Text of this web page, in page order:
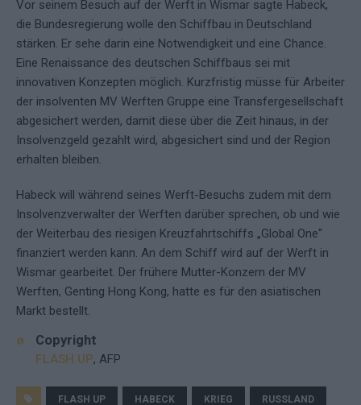
Vor seinem Besuch auf der Werft in Wismar sagte Habeck,
die Bundesregierung wolle den Schiffbau in Deutschland
stärken. Er sehe darin eine Notwendigkeit und eine Chance.
Eine Renaissance des deutschen Schiffbaus sei mit
innovativen Konzepten möglich. Kurzfristig müsse für Arbeiter
der insolventen MV Werften Gruppe eine Transfergesellschaft
abgesichert werden, damit diese über die Zeit hinaus, in der
Insolvenzgeld gezahlt wird, abgesichert sind und der Region
erhalten bleiben.
Habeck will während seines Werft-Besuchs zudem mit dem
Insolvenzverwalter der Werften darüber sprechen, ob und wie
der Weiterbau des riesigen Kreuzfahrtschiffs „Global One“
finanziert werden kann. An dem Schiff wird auf der Werft in
Wismar gearbeitet. Der frühere Mutter-Konzern der MV
Werften, Genting Hong Kong, hatte es für den asiatischen
Markt bestellt.
Copyright
FLASH UP, AFP
FLASH UP HABECK KRIEG RUSSLAND